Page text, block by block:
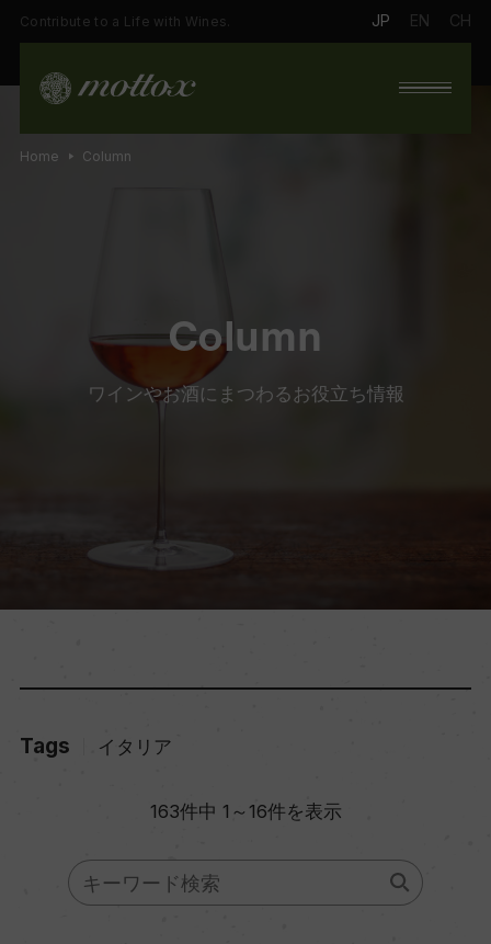
Contribute to a Life with Wines. JP EN CH
Column
ワインやお酒にまつわるお役立ち情報
Home Column
Tags イタリア
163件中 1～16件を表示